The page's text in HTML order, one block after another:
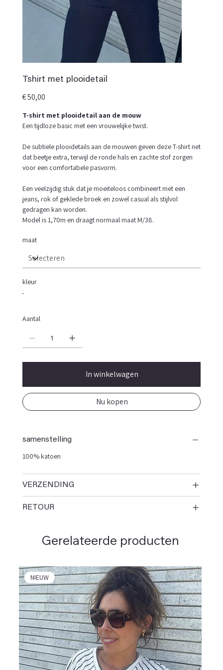
Tshirt met plooidetail
Prijs
€ 50,00
T-shirt met plooidetail aan de mouw
Een tijdloze basic met een vrouwelijke twist.
De subtiele plooidetails aan de mouwen geven deze T-shirt net
dat beetje extra, terwijl de ronde hals en zachte stof zorgen
voor een comfortabele pasvorm.
Een veelzijdig stuk dat je moeiteloos combineert met een
jeans, rok of geklede broek en zowel casual als stijlvol
gedragen kan worden.
Model is 1,70m en draagt normaal maat M/38.
maat
kleur
Aantal
In winkelwagen
Nu kopen
samenstelling
100% katoen
VERZENDING
RETOUR
Gerelateerde producten
NIEUW